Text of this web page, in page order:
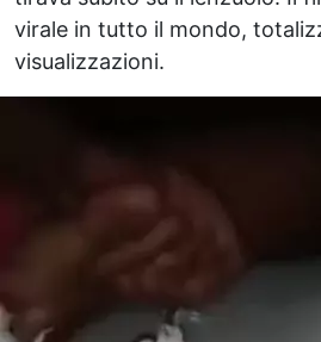
virale in tutto il mondo,
visualizzazioni.